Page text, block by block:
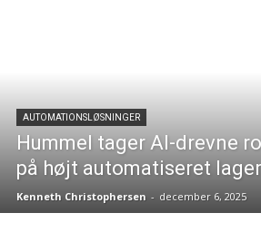
AUTOMATIONSLØSNINGER
Hummel tager AI-drevne
på højt automatiseret lager
Kenneth Christophersen - december 6, 2025